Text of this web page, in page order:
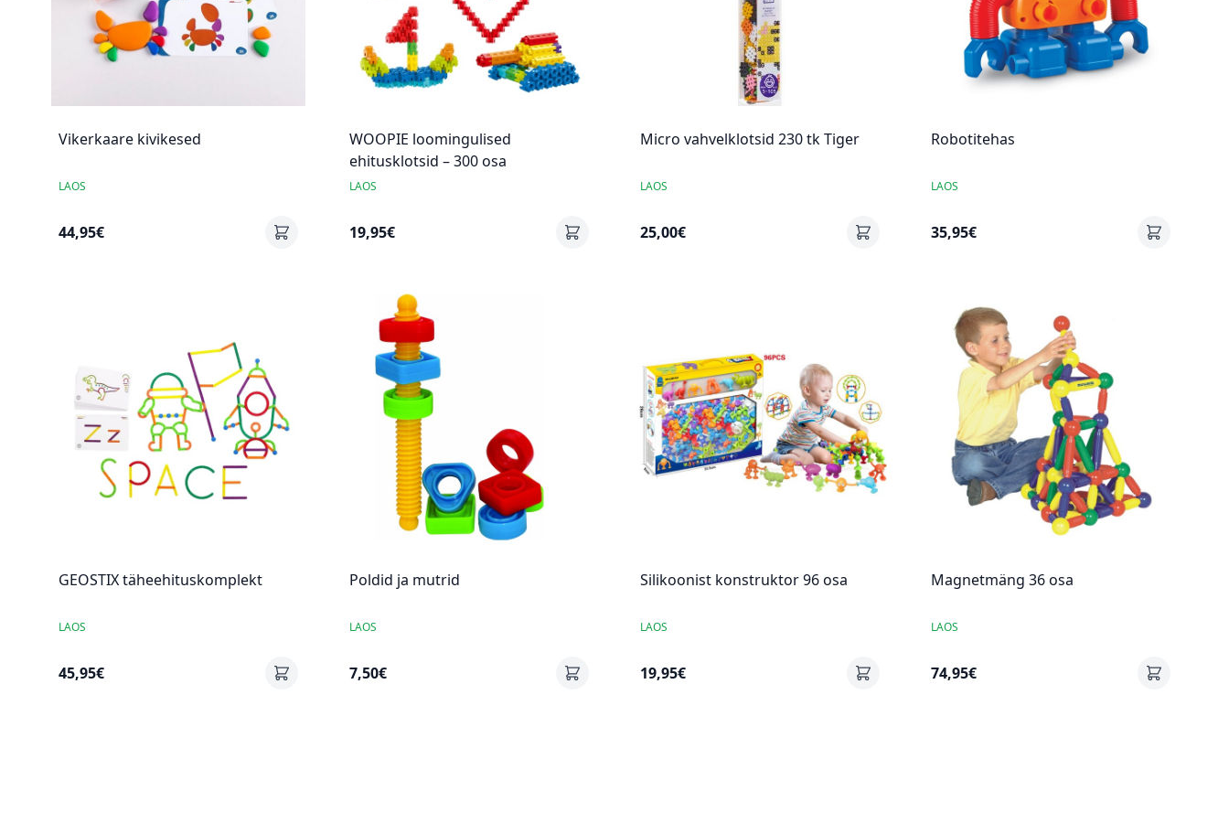
Vikerkaare kivikesed
LAOS
44,95€
WOOPIE loomingulised
ehitusklotsid – 300 osa
LAOS
19,95€
Micro vahvelklotsid 230 tk Tiger
LAOS
25,00€
Robotitehas
LAOS
35,95€
GEOSTIX täheehituskomplekt
LAOS
45,95€
Poldid ja mutrid
LAOS
7,50€
Silikoonist konstruktor 96 osa
LAOS
19,95€
Magnetmäng 36 osa
LAOS
74,95€